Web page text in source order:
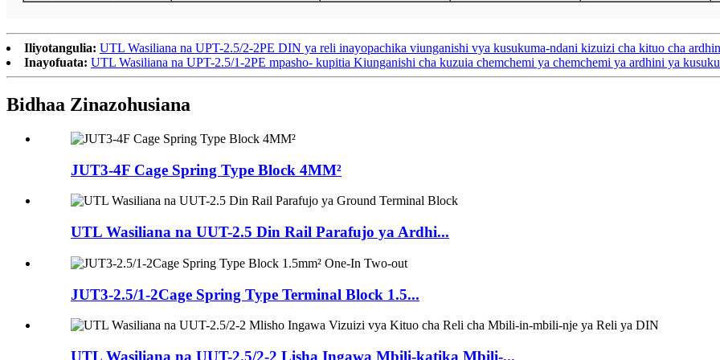
Iliyotangulia: UTL Wasiliana na UPT-2.5/2-2PE DIN ya reli inayopachika viunganishi vya kusukuma-ndani kizuizi cha kituo cha
Inayofuata: UTL Wasiliana na UPT-2.5/1-2PE mpasho- kupitia Kiunganishi cha kuzuia chemchemi ya chemchemi ya ardhini ya
Bidhaa Zinazohusiana
JUT3-4F Cage Spring Type Block 4MM²
UTL Wasiliana na UUT-2.5 Din Rail Parafujo ya Ardhi...
JUT3-2.5/1-2Cage Spring Type Terminal Block 1.5...
UTL Wasiliana na UUT-2.5/2-2 Lisha Ingawa Mbili-katika Mbili-...